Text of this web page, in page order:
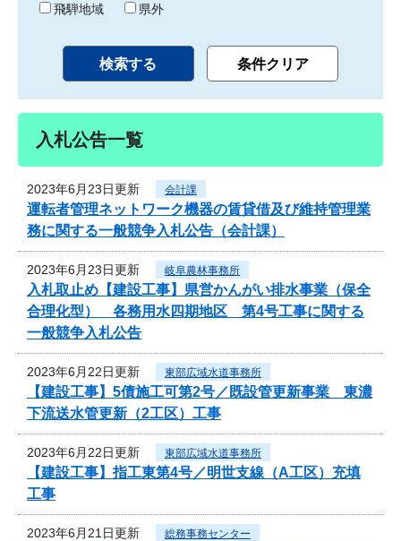
飛騨地域
県外
入札公告一覧
2023年6月23日更新 会計課
運転者管理ネットワーク機器の賃貸借及び維持管理業
務に関する一般競争入札公告（会計課）
2023年6月23日更新 岐阜農林事務所
入札取止め【建設工事】県営かんがい排水事業（保全
合理化型） 各務用水四期地区 第4号工事に関する
一般競争入札公告
2023年6月22日更新 東部広域水道事務所
【建設工事】5債施工可第2号／既設管更新事業 東濃
下流送水管更新（2工区）工事
2023年6月22日更新 東部広域水道事務所
【建設工事】指工東第4号／明世支線（A工区）充填
工事
2023年6月21日更新 総務事務センター